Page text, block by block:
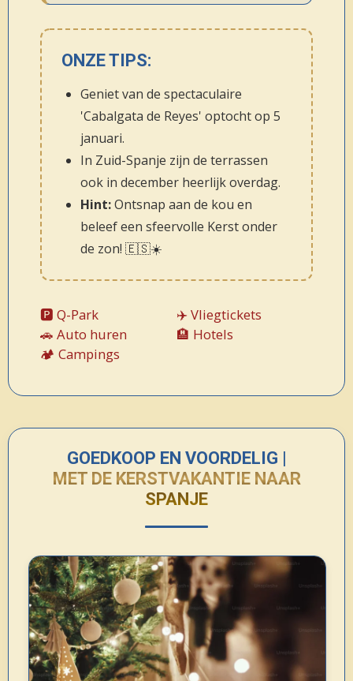
ONZE TIPS:
Geniet van de spectaculaire
'Cabalgata de Reyes' optocht op 5
januari.
In Zuid-Spanje zijn de terrassen
ook in december heerlijk overdag.
Hint:Ontsnap aan de kou en
beleef een sfeervolle Kerst onder
de zon! 🇪🇸☀️
🅿️ Q-Park
✈️ Vliegtickets
🚗 Auto huren
🏨 Hotels
🏕️ Campings
GOEDKOOP EN VOORDELIG |
MET DE KERSTVAKANTIE NAAR
SPANJE